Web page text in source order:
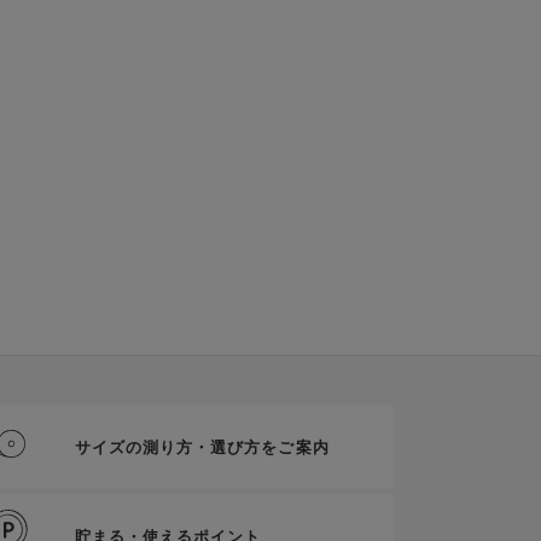
サイズの測り方・選び方をご案内
貯まる・使えるポイント